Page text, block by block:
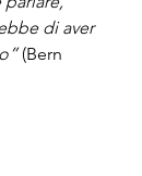
di aver
(Bern